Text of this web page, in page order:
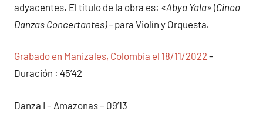
adyacentes. El título de la obra es: «Abya Yala» (Cinco
Danzas Concertantes) – para Violín y Orquesta.
Grabado en Manizales, Colombia el 18/11/2022 –
Duración : 45’42
Danza I – Amazonas – 09’13